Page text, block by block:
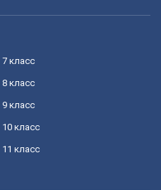
7 класс
8 класс
9 класс
10 класс
11 класс